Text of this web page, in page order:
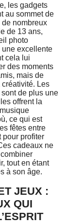
les gadgets
au sommet de
de nombreux
de 13 ans,
photo
une excellente
cela lui
des moments
mais de
créativité. Les
de plus une
offrent la
ce qui est
fêtes entre
pour profiter
cadeaux ne
tout en étant
à son âge.
JEUX :
QUI